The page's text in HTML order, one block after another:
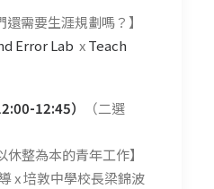
需要生涯規劃嗎？】
Error Lab xTeach
12:45）
（二選
整為本的青年工作】
x 培敦中學校長梁錦波